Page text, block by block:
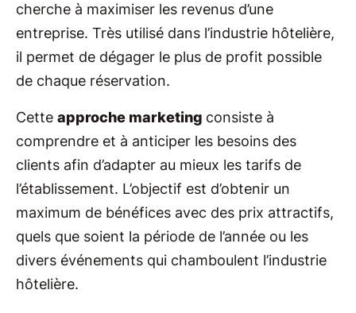
cherche à maximiser les revenus d’une
entreprise. Très utilisé dans l’industrie hôtelière,
il permet de dégager le plus de profit possible
de chaque réservation.
Cette approche marketing consiste à
comprendre et à anticiper les besoins des
clients afin d’adapter au mieux les tarifs de
l’établissement. L’objectif est d’obtenir un
maximum de bénéfices avec des prix attractifs,
quels que soient la période de l’année ou les
divers événements qui chamboulent l’industrie
hôtelière.